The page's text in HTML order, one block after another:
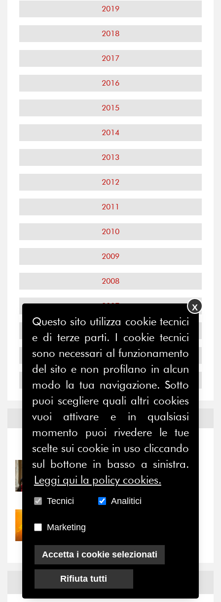
2019
2018
2017
2016
2015
2014
2013
2012
2011
2010
2009
2008
2007
2005
2004
Notizie ed Eventi
Notizie -Eventi
31/07/2026
Prima della pausa estiva,
Nove anni dopo la
NewsFacebook
Questo sito utilizza cookie tecnici
e di terze parti. I cookie tecnici
sono necessari al funzionamento
del sito e non profilano in alcun
modo la tua navigazione. Sotto
puoi scegliere quali altri cookies
vuoi attivare e in qualsiasi
momento puoi rivedere le tue
scelte sui cookie in uso cliccando
sul bottone in basso a sinistra.
Leggi qui la policy cookies.
Tecnici Analitici
Marketing
Accetta i cookie selezionati
Rifiuta tutti
X